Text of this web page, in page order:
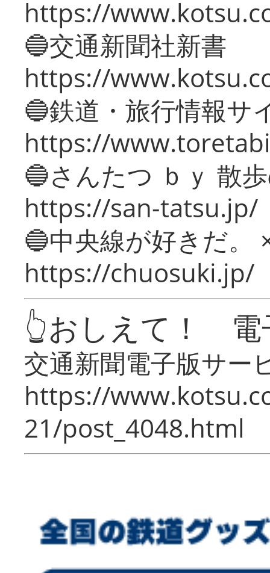
https://
🔵交通新聞社新書
https://
🔵鉄道・旅行情報サ
https://
🔵さんたつ ｂｙ 散
https://san-tatsu.jp/
🔵中央線が好きだ。
https://chuosuki.jp/
👆おしえて！ 電
交通新聞電子版サー
https://
21/post_4048.html